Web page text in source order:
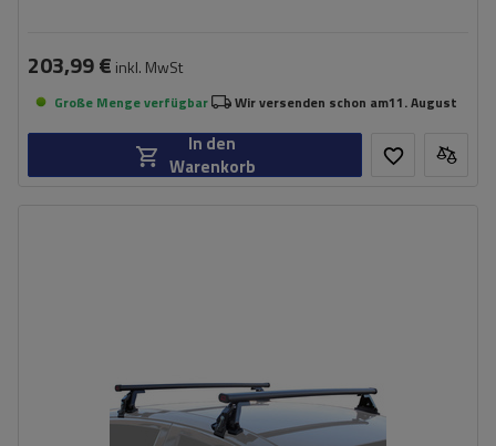
203,99 € inkl. MwSt
Große Menge verfügbar Wir versenden schon am11. August
In den
Warenkorb